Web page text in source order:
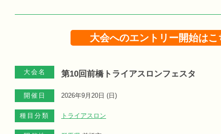
大会へのエントリー開始はこ
大会名 第10回前橋トライアスロンフェスタ
開催日 2026年9月20日 ( 日 )
種目分類 トライアスロン